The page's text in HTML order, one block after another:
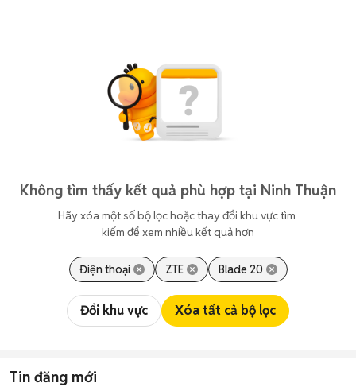
Không tìm thấy kết quả phù hợp tại Ninh Thuận
Hãy xóa một số bộ lọc hoặc thay đổi khu vực tìm
kiếm để xem nhiều kết quả hơn
Điện thoại ZTE Blade 20
Đổi khu vực Xóa tất cả bộ lọc
Tin đăng mới